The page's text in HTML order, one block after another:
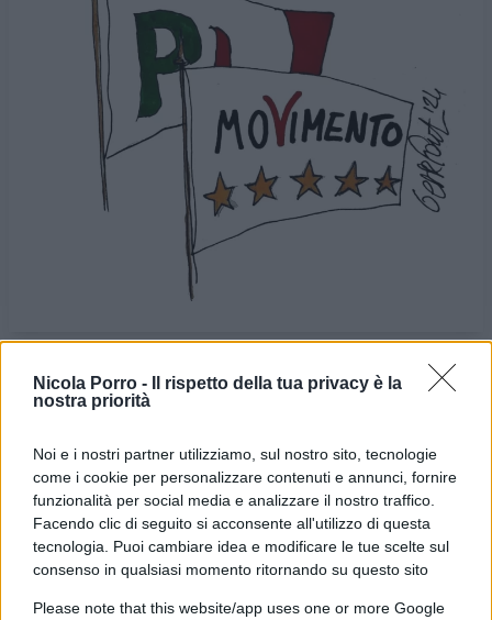
Nicola Porro -
Il rispetto della tua privacy è la
nostra priorità
Noi e i nostri partner utilizziamo, sul nostro sito, tecnologie
come i cookie per personalizzare contenuti e annunci, fornire
funzionalità per social media e analizzare il nostro traffico.
Facendo clic di seguito si acconsente all'utilizzo di questa
tecnologia. Puoi cambiare idea e modificare le tue scelte sul
consenso in qualsiasi momento ritornando su questo sito
Please note that this website/app uses one or more Google
VIGNETTA DEL
Le vignette satiriche diBeppe Fantin, illustratore
trevigiano, nascono dalla passione dell'autore per
dare voce a situazioni, non solo politiche, attraverso i
disegni utilizzando da sempre la tecnica riconoscibile
dell'acquerello. Orgogliosamente un liberale di